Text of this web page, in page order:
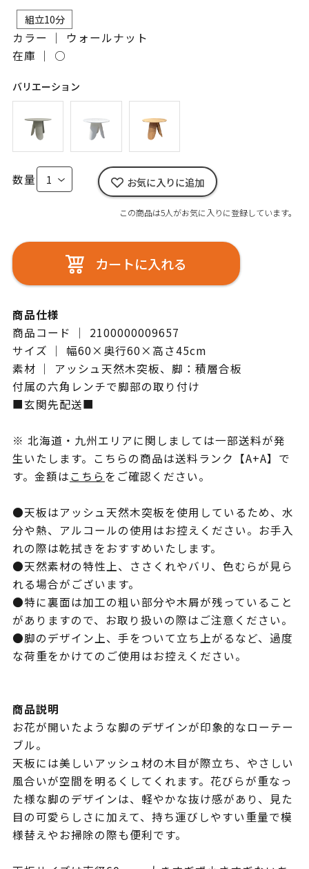
組立10分
カラー ｜ ウォールナット
在庫 ｜ ○
バリエーション
数量 お気に入りに追加
この商品は5人がお気に入りに登録しています。
カートに入れる
商品仕様
商品コード ｜ 2100000009657
サイズ ｜ 幅60×奥行60×高さ45cm
素材 ｜ アッシュ天然木突板、脚：積層合板
付属の六角レンチで脚部の取り付け
■玄関先配送■
※ 北海道・九州エリアに関しましては一部送料が発
生いたします。こちらの商品は送料ランク【A+A】で
す。金額はこちらをご確認ください。
●天板はアッシュ天然木突板を使用しているため、水
分や熱、アルコールの使用はお控えください。お手入
れの際は乾拭きをおすすめいたします。
●天然素材の特性上、ささくれやバリ、色むらが見ら
れる場合がございます。
●特に裏面は加工の粗い部分や木屑が残っていること
がありますので、お取り扱いの際はご注意ください。
●脚のデザイン上、手をついて立ち上がるなど、過度
な荷重をかけてのご使用はお控えください。
商品説明
お花が開いたような脚のデザインが印象的なローテー
ブル。
天板には美しいアッシュ材の木目が際立ち、やさしい
風合いが空間を明るくしてくれます。花びらが重なっ
た様な脚のデザインは、軽やかな抜け感があり、見た
目の可愛らしさに加えて、持ち運びしやすい重量で模
様替えやお掃除の際も便利です。